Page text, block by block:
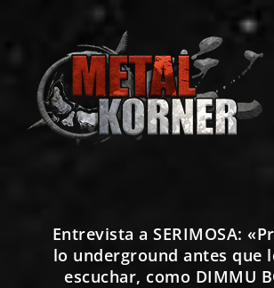
Entrevista a SERIMOSA:
lo underground antes que
escuchar, como DIMMU